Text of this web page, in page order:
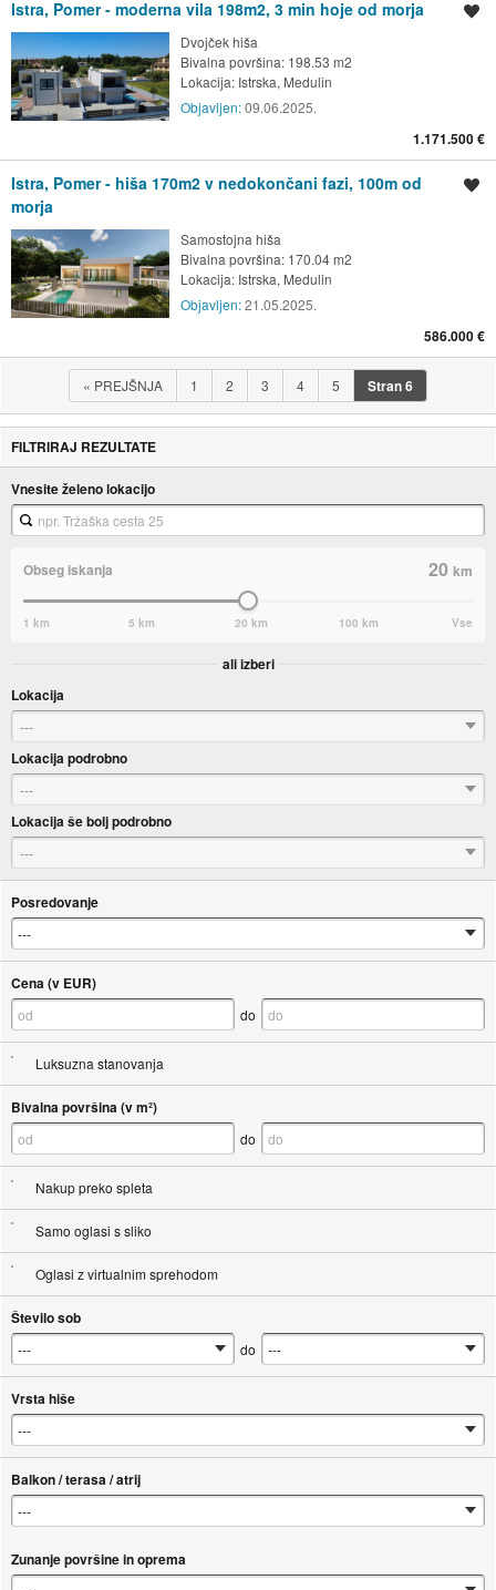
Istra, Pomer - moderna vila 198m2, 3 min hoje od morja
Dvojček hiša
Bivalna površina: 198.53 m2
Lokacija: Istrska, Medulin
Objavljen:09.06.2025.
1.171.500 €
Istra, Pomer - hiša 170m2 v nedokončani fazi, 100m od
morja
Samostojna hiša
Bivalna površina: 170.04 m2
Lokacija: Istrska, Medulin
Objavljen:21.05.2025.
586.000 €
« PREJŠNJA 1 2 3 4 5 Stran6
FILTRIRAJ REZULTATE
Vnesite želeno lokacijo
Obseg iskanja 20km
1 km 5 km 20 km 100 km Vse
ali izberi
Lokacija
---
Lokacija podrobno
---
Lokacija še bolj podrobno
---
Posredovanje
Cena (v EUR)
do
Luksuzna stanovanja
Bivalna površina (v m²)
do
Nakup preko spleta
Samo oglasi s sliko
Oglasi z virtualnim sprehodom
Število sob
do
Vrsta hiše
Balkon / terasa / atrij
Zunanje površine in oprema